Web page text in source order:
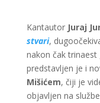
KantautorJuraj
stvari,
nakon čak trinaest
predstavljen je i
Mišićem, čiji je
objavljen na